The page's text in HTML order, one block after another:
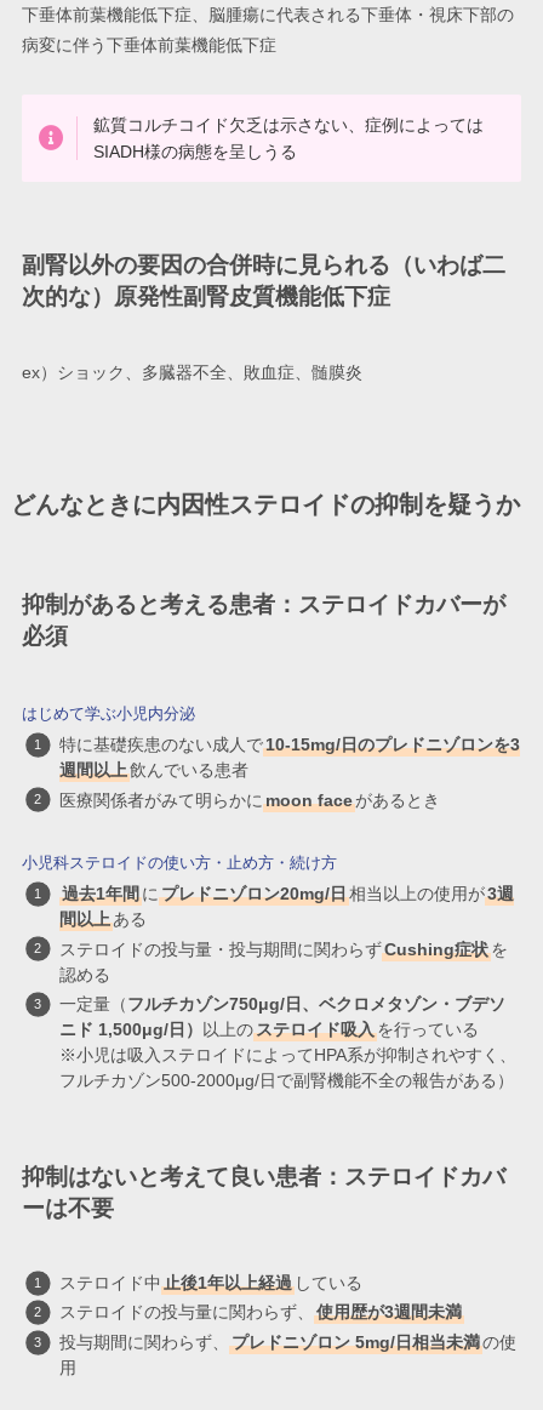
下垂体前葉機能低下症、脳腫瘍に代表される下垂体・視床下部の
病変に伴う下垂体前葉機能低下症
鉱質コルチコイド欠乏は示さない、症例によっては
SIADH様の病態を呈しうる
副腎以外の要因の合併時に見られる（いわば二
次的な）原発性副腎皮質機能低下症
ex）ショック、多臓器不全、敗血症、髄膜炎
どんなときに内因性ステロイドの抑制を疑うか
抑制があると考える患者：ステロイドカバーが
必須
はじめて学ぶ小児内分泌
特に基礎疾患のない成人で10-15mg/日のプレドニゾロンを3
週間以上飲んでいる患者
医療関係者がみて明らかにmoon faceがあるとき
小児科ステロイドの使い方・止め方・続け方
過去1年間にプレドニゾロン20mg/日相当以上の使用が3週
間以上ある
ステロイドの投与量・投与期間に関わらずCushing症状を
認める
一定量（フルチカゾン750μg/日、ベクロメタゾン・ブデソ
ニド 1,500μg/日） 以上のステロイド吸入を行っている
※小児は吸入ステロイドによってHPA系が抑制されやすく、
フルチカゾン500-2000μg/日で副腎機能不全の報告がある）
抑制はないと考えて良い患者：ステロイドカバ
ーは不要
ステロイド中止後1年以上経過 している
ステロイドの投与量に関わらず、使用歴が3週間未満
投与期間に関わらず、プレドニゾロン 5mg/日相当未満の使
用